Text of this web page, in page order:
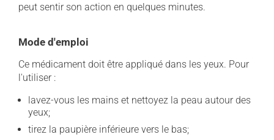
peut sentir son action en quelques minutes.
Mode d'emploi
Ce médicament doit être appliqué dans les yeux. Pour
l'utiliser :
lavez-vous les mains et nettoyez la peau autour des
yeux;
tirez la paupière inférieure vers le bas;